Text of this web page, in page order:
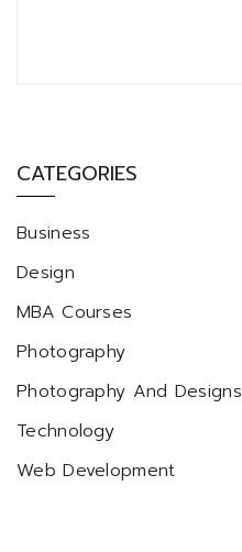
CATEGORIES
Business
Design
MBA Courses
Photography
Photography And Designs
Technology
Web Development